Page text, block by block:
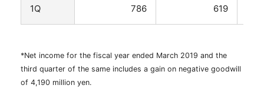
1Q 786 619
*Net income for the fiscal year ended March 2019 and the
third quarter of the same includes a gain on negative goodwill
of 4,190 million yen.